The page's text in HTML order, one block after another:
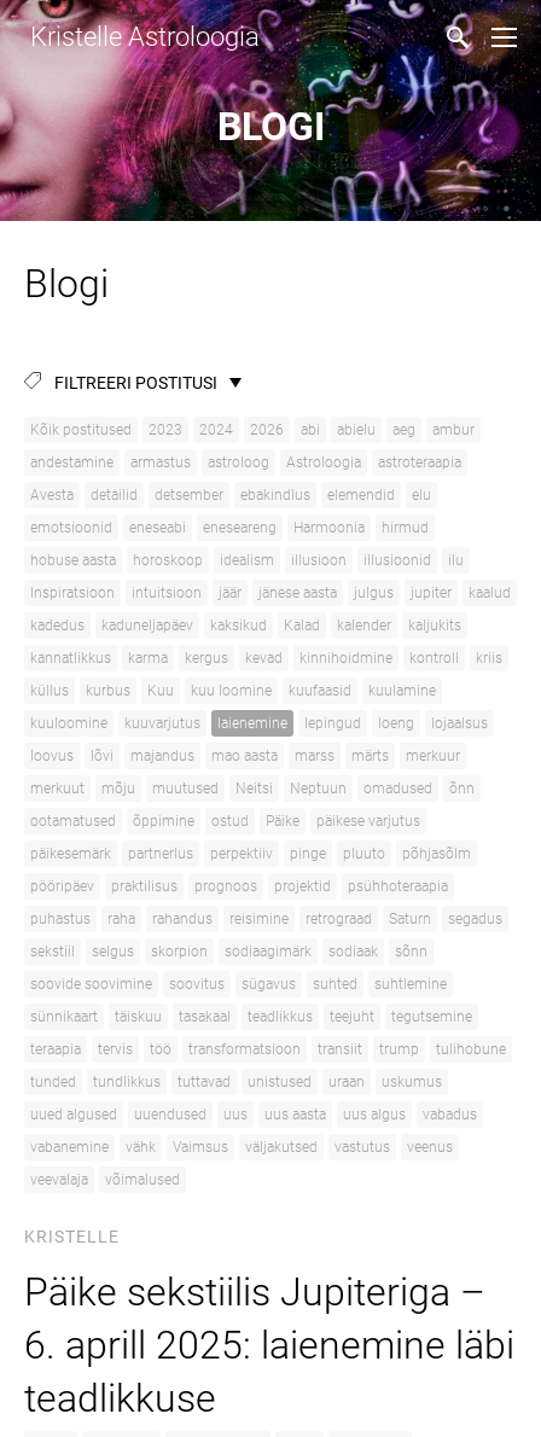
Kristelle Astroloogia
BLOGI
Blogi
FILTREERI POSTITUSI
Kõik postitused 2023 2024 2026 abi abielu aeg
ambur
andestamine
armastus astroloog Astroloogia
astroteraapia
Avesta
detailid detsember ebakindlus elemendid
elu
emotsioonid
eneseabi eneseareng Harmoonia
hirmud
hobuse aasta
horoskoop idealism illusioon illusioonid
ilu
Inspiratsioon
intuitsioon jäär jänese aasta julgus jupiter
kaalud
kadedus
kaduneljapäev kaksikud Kalad kalender
kaljukits
kannatlikkus
karma kergus kevad kinnihoidmine kontroll
kriis
küllus
kurbus Kuu kuu loomine kuufaasid
kuulamine
kuuloomine
kuuvarjutus laienemine lepingud loeng
lojaalsus
loovus
lõvi majandus mao aasta marss märts
merkuur
merkuut
mõju muutused Neitsi Neptuun omadused
õnn
ootamatused
õppimine ostud Päike
päikese varjutus
päikesemärk
partnerlus perpektiiv pinge pluuto
põhjasõlm
pööripäev
praktilisus prognoos projektid
psühhoteraapia
puhastus
raha rahandus reisimine retrograad Saturn
segadus
sekstiil
selgus skorpion sodiaagimärk sodiaak
sõnn
soovide soovimine
soovitus sügavus suhted
suhtlemine
sünnikaart
täiskuu tasakaal teadlikkus teejuht
tegutsemine
teraapia
tervis töö transformatsioon transiit trump
tulihobune
tunded
tundlikkus tuttavad unistused uraan
uskumus
uued algused
uuendused uus uus aasta uus algus
vabadus
vabanemine
vähk Vaimsus väljakutsed vastutus
veenus
veevalaja
võimalused
KRISTELLE
Päike sekstiilis Jupiteriga –
6. aprill 2025: laienemine läbi
teadlikkuse